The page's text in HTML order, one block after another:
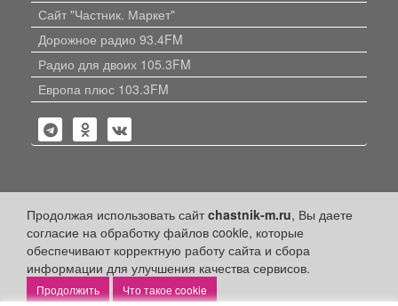
Продолжая использовать сайтchastnik-m.ru, Вы даете
согласие на обработку файлов cookie, которые
обеспечивают корректную работу сайта и сбора
информации для улучшения качества сервисов.
Что такое cookie
Сайт "Частник. Маркет"
Дорожное радио 93.4FM
Радио для двоих 105.3FM
Европа плюс 103.3FM
Политика конфиденциальности
Публикации с пометкой «Реклама», «На правах рекламы»,
«Партнёрский проект» оплачены рекламодателем.
Редакция сайта не несет ответственности за достоверность
информации, содержащейся в рекламных материалах и
объявлениях.